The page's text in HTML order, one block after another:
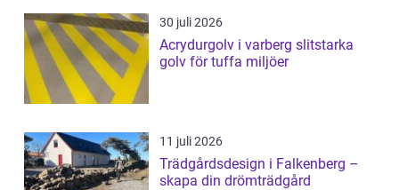
30 juli 2026
Acrydurgolv i varberg slitstarka
golv för tuffa miljöer
11 juli 2026
Trädgårdsdesign i Falkenberg –
skapa din drömträdgård